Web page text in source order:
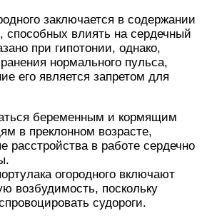
заключается в содержании
способных влиять на сердечный
при гипотонии, однако,
нормального пульса,
его является запретом для
беременным и кормящим
в преклонном возрасте,
в работе сердечно
огородного включают
возбудимость, поскольку
судороги.